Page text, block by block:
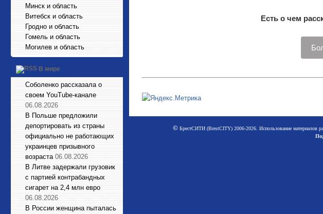
Минск и область
Витебск и область
Гродно и область
Гомель и область
Могилев и область
В мире
Соболенко рассказала о
своем YouTube-канале
06.08.2026
В Польше предложили
депортировать из страны
официально не работающих
украинцев призывного
возраста 06.08.2026
В Литве задержали грузовик
с партией контрабандных
сигарет на 2,4 млн евро
06.08.2026
В России женщина пыталась
Есть о чем
©БрестСИТИ (BrestCITY) 2006-2026. Использование материалов